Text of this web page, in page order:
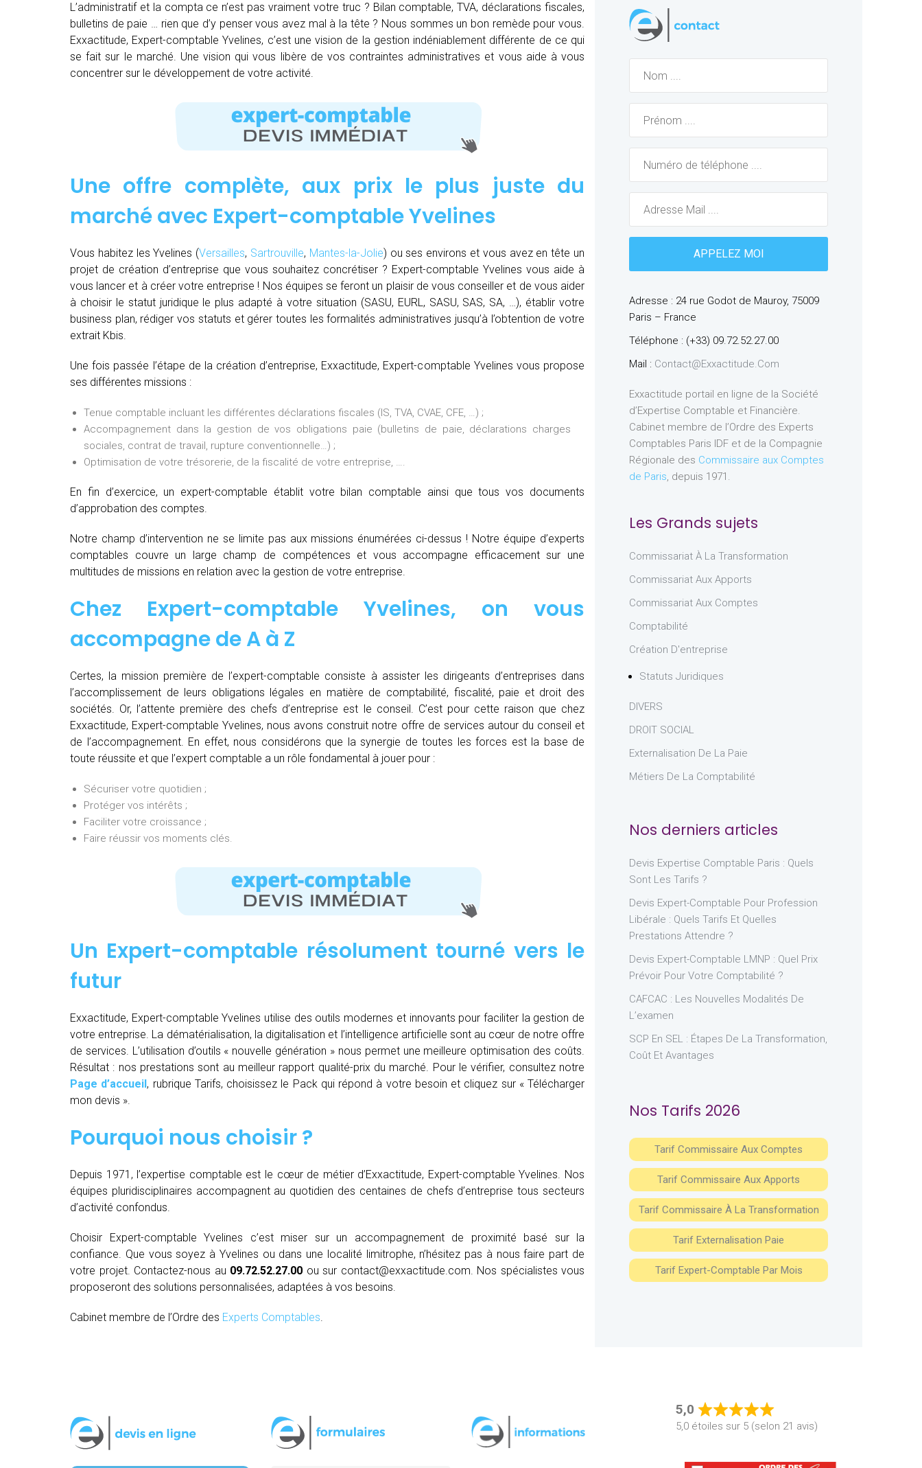
L’administratif et la compta ce n’est pas vraiment votre truc ? Bilan comptable, TVA, déclarations fiscales,
bulletins de paie … rien que d’y penser vous avez mal à la tête ? Nous sommes un bon remède pour vous.
Exxactitude, Expert-comptable Yvelines, c’est une vision de la gestion indéniablement différente de ce qui
se fait sur le marché. Une vision qui vous libère de vos contraintes administratives et vous aide à vous
concentrer sur le développement de votre activité.
Une offre complète, aux prix le plus juste du
marché avec Expert-comptable Yvelines
Vous habitez les Yvelines (Versailles, Sartrouville, Mantes-la-Jolie) ou ses environs et vous avez en tête un
projet de création d’entreprise que vous souhaitez concrétiser ? Expert-comptable Yvelines vous aide à
vous lancer et à créer votre entreprise ! Nos équipes se feront un plaisir de vous conseiller et de vous aider
à choisir le statut juridique le plus adapté à votre situation (SASU, EURL, SASU, SAS, SA, …), établir votre
business plan, rédiger vos statuts et gérer toutes les formalités administratives jusqu’à l’obtention de votre
extrait Kbis.
Une fois passée l’étape de la création d’entreprise, Exxactitude, Expert-comptable Yvelines vous propose
ses différentes missions :
Tenue comptable incluant les différentes déclarations fiscales (IS, TVA, CVAE, CFE, …) ;
Accompagnement dans la gestion de vos obligations paie (bulletins de paie, déclarations charges
sociales, contrat de travail, rupture conventionnelle…) ;
Optimisation de votre trésorerie, de la fiscalité de votre entreprise, ….
En fin d’exercice, un expert-comptable établit votre bilan comptable ainsi que tous vos documents
d’approbation des comptes.
Notre champ d’intervention ne se limite pas aux missions énumérées ci-dessus ! Notre équipe d’experts
comptables couvre un large champ de compétences et vous accompagne efficacement sur une
multitudes de missions en relation avec la gestion de votre entreprise.
Chez Expert-comptable Yvelines, on vous
accompagne deA à Z
Certes, la mission première de l’expert-comptable consiste à assister les dirigeants d’entreprises dans
l’accomplissement de leurs obligations légales en matière de comptabilité, fiscalité, paie et droit des
sociétés. Or, l’attente première des chefs d’entreprise est le conseil. C’est pour cette raison que chez
Exxactitude, Expert-comptable Yvelines, nous avons construit notre offre de services autour du conseil et
de l’accompagnement. En effet, nous considérons que la synergie de toutes les forces est la base de
toute réussite et que l’expert comptable a un rôle fondamental à jouer pour :
Sécuriser votre quotidien ;
Protéger vos intérêts ;
Faciliter votre croissance ;
Faire réussir vos moments clés.
Un Expert-comptable résolument tourné vers le
futur
Exxactitude, Expert-comptable Yvelines utilise des outils modernes et innovants pour faciliter la gestion de
votre entreprise. La dématérialisation, la digitalisation et l’intelligence artificielle sont au cœur de notre offre
de services. L’utilisation d’outils « nouvelle génération » nous permet une meilleure optimisation des coûts.
Résultat : nos prestations sont au meilleur rapport qualité-prix du marché. Pour le vérifier, consultez notre
Page d’accueil, rubrique Tarifs, choisissez le Pack qui répond à votre besoin et cliquez sur « Télécharger
mon devis ».
Pourquoi nous choisir ?
Depuis 1971, l’expertise comptable est le cœur de métier d’Exxactitude, Expert-comptable Yvelines. Nos
équipes pluridisciplinaires accompagnent au quotidien des centaines de chefs d’entreprise tous secteurs
d’activité confondus.
Choisir Expert-comptable Yvelines c’est miser sur un accompagnement de proximité basé sur la
confiance. Que vous soyez à Yvelines ou dans une localité limitrophe, n’hésitez pas à nous faire part de
votre projet. Contactez-nous au 09.72.52.27.00 ou sur contact@exxactitude.com. Nos spécialistes vous
proposeront des solutions personnalisées, adaptées à vos besoins.
Cabinet membre de l’Ordre des Experts Comptables.
Adresse : 24 rue Godot de Mauroy, 75009
Paris – France
Téléphone : (+33) 09.72.52.27.00
Mail : Contact@exxactitude.com
Exxactitude portail en ligne de la Société
d’Expertise Comptable et Financière.
Cabinet membre de l’Ordre des Experts
Comptables Paris IDF et de la Compagnie
Régionale des Commissaire aux Comptes
de Paris, depuis 1971.
Les Grands sujets
Commissariat À La Transformation
Commissariat Aux Apports
Commissariat Aux Comptes
Comptabilité
Création D'entreprise
Statuts Juridiques
DIVERS
DROIT SOCIAL
Externalisation De La Paie
Métiers De La Comptabilité
Nos derniers articles
Devis Expertise Comptable Paris : Quels
Sont Les Tarifs ?
Devis Expert-Comptable Pour Profession
Libérale : Quels Tarifs Et Quelles
Prestations Attendre ?
Devis Expert-Comptable LMNP : Quel Prix
Prévoir Pour Votre Comptabilité ?
CAFCAC : Les Nouvelles Modalités De
L’examen
SCP En SEL : Étapes De La Transformation,
Coût Et Avantages
Nos Tarifs 2026
Tarif Commissaire Aux Comptes
Tarif Commissaire Aux Apports
Tarif Commissaire À La Transformation
Tarif Externalisation Paie
Tarif Expert-Comptable Par Mois
5,0
Rated
5,0
5,0 étoiles sur 5 (selon 21 avis)